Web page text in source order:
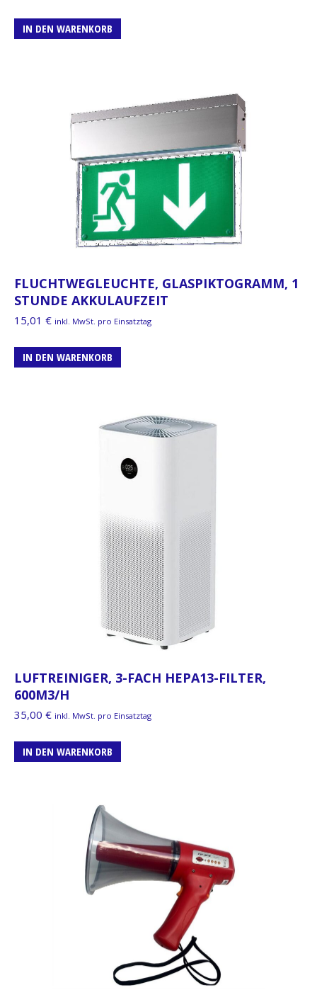
IN DEN WARENKORB
FLUCHTWEGLEUCHTE, GLASPIKTOGRAMM, 1
STUNDE AKKULAUFZEIT
15,01 € inkl. MwSt. pro Einsatztag
IN DEN WARENKORB
LUFTREINIGER, 3-FACH HEPA13-FILTER,
600M3/H
35,00 € inkl. MwSt. pro Einsatztag
IN DEN WARENKORB